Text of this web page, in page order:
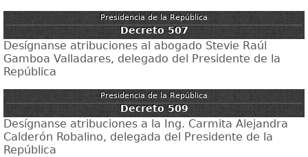
Presidencia de la República
Decreto 507
Desígnanse atribuciones al abogado Stevie Raúl
Gamboa Valladares, delegado del Presidente de la
República
Presidencia de la República
Decreto 509
Desígnanse atribuciones a la Ing. Carmita Alejandra
Calderón Robalino, delegada del Presidente de la
República